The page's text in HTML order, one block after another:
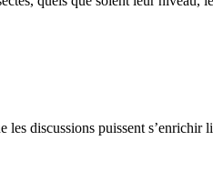
discussions puissent s’enrichir